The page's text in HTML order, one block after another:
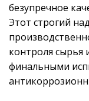
безупречное
Этот строгий
контроля сырья
финальными